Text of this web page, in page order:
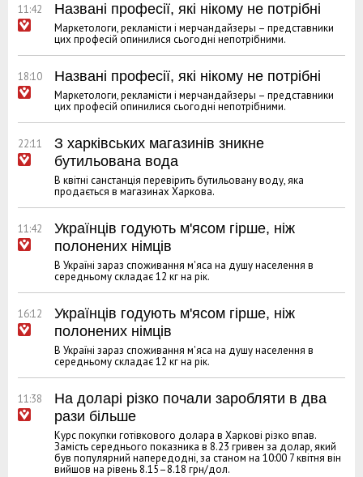
11:42 Названі професії, які нікому не потрібні
Маркетологи, рекламісти і мерчандайзеры – представники
цих професій опинилися сьогодні непотрібними.
18:10 Названі професії, які нікому не потрібні
Маркетологи, рекламісти і мерчандайзеры – представники
цих професій опинилися сьогодні непотрібними.
22:11
З харківських магазинів зникне
бутильована вода
В квітні санстанція перевірить бутильовану воду, яка
продається в магазинах Харкова.
11:42
Українців годують м'ясом гірше, ніж
полонених німців
В Україні зараз споживання м'яса на душу населення в
середньому складає 12 кг на рік.
16:12
Українців годують м'ясом гірше, ніж
полонених німців
В Україні зараз споживання м'яса на душу населення в
середньому складає 12 кг на рік.
11:38
На доларі різко почали заробляти в два
рази більше
Курс покупки готівкового долара в Харкові різко впав.
Замість середнього показника в 8.23 гривен за долар, який
був популярний напередодні, за станом на 10:00 7 квітня він
вийшов на рівень 8.15–8.18 грн/дол.